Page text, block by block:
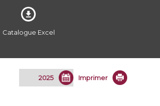
Catalogue Excel
Imprimer